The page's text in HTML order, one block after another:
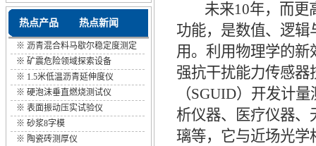
热点产品 热点新闻
※ 沥青混合料马歇尔稳定度测定
···
※ 矿震危险领域探索设备
※ 1.5米低温沥青延伸度仪
※ 硬泡沫垂直燃烧测试仪
※ 表面振动压实试验仪
※ 砂浆8字模
※ 陶瓷砖测厚仪
未来10年，而更高
功能，是数值、逻
用。利用物理学的
强抗干扰能力传感
（SGUID）开发计
析仪器、医疗仪器、
璃等，它与近场光学